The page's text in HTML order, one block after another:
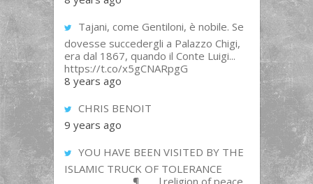
Tajani, come Gentiloni, è nobile. Se
dovesse succedergli a Palazzo Chigi,
era dal 1867, quando il Conte Luigi...
https://t.co/x5gCNARpgG
8 years ago
CHRIS BENOIT
9 years ago
YOU HAVE BEEN VISITED BY THE
ISLAMIC TRUCK OF TOLERANCE
______________¶___ |religion of peace